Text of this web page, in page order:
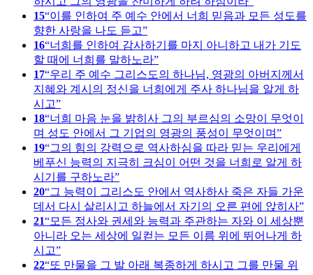
15 이를 인하여 주 예수 안에서 너희 믿음과 모든 성도를
향한 사랑을 나도 듣고
16 너희를 인하여 감사하기를 마지 아니하고 내가 기도
할 때에 너희를 말하노라
17 우리 주 예수 그리스도의 하나님, 영광의 아버지께서
지혜와 계시의 정신을 너희에게 주사 하나님을 알게 하
시고
18 너희 마음 눈을 밝히사 그의 부르심의 소망이 무엇이
며 성도 안에서 그 기업의 영광의 풍성이 무엇이며
19 그의 힘의 강력으로 역사하심을 따라 믿는 우리에게
베푸신 능력의 지극히 크심이 어떤 것을 너희로 알게 하
시기를 구하노라
20 그 능력이 그리스도 안에서 역사하사 죽은 자들 가운
데서 다시 살리시고 하늘에서 자기의 오른 편에 앉히사
21
모든 정사와 권세와 능력과 주관하는 자와 이 세상뿐
아니라 오는 세상에 일컫는 모든 이름 위에 뛰어나게 하
시고
22 또 만물을 그 발 아래 복종하게 하시고 그를 만물 위